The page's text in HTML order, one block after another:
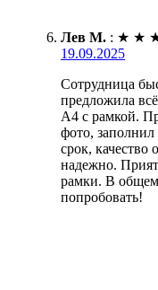
Лев М. : ★ ★
19.09.2025
Сотрудница
предложила
А4 с рамкой.
фото,
срок, качество
надежно.
рамки. В
попробовать!